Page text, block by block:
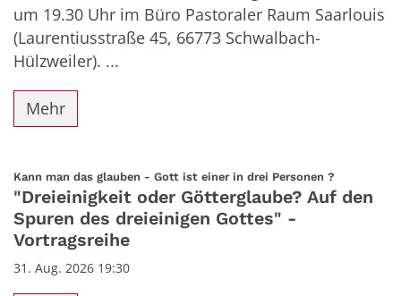
um 19.30 Uhr im Büro Pastoraler Raum Saarlouis
(Laurentiusstraße 45, 66773 Schwalbach-
Hülzweiler). ...
Mehr
Kann man das glauben - Gott ist einer in drei Personen ?
"Dreieinigkeit oder Götterglaube? Auf den
Spuren des dreieinigen Gottes" -
Vortragsreihe
31. Aug. 2026 19:30